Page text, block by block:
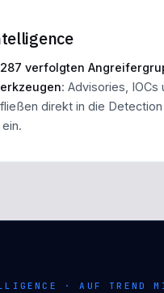
287 verfolgten
: Advisories, IOCs
direkt in die
· AUF TREND